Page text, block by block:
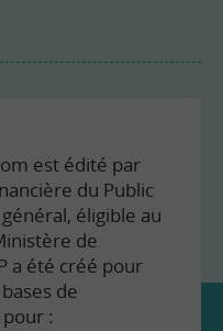
est édité par
du Public
éligible au
de
a été créé pour
de
: